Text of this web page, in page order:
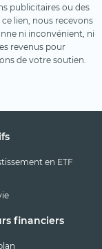
publicitaires ou des
lien, nous recevons
ni inconvénient, ni
revenus pour
de votre soutien.
en ETF
financiers